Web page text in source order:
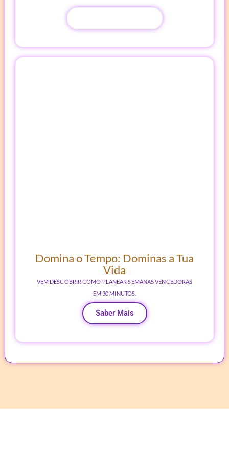
Domina o Tempo: Dominas a Tua
Vida
VEM DESCOBRIR COMO PLANEAR SEMANAS VENCEDORAS
EM 30 MINUTOS.
Saber Mais